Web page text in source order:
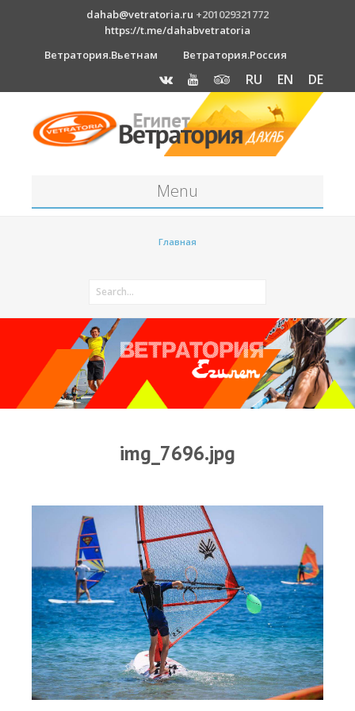
dahab@vetratoria.ru +201029321772
https://t.me/dahabvetratoria
Ветратория.Вьетнам
Ветратория.Россия
RU EN DE
Menu
Как к нам добраться?
Отель Canion
Прогноз погоды
Оборудование
Виртуальный тур Ганет Синай
Дахаб
ВиндСерфКидс
Новости
Медиа
Медиа архив
Фотки
Главная
img_7696.jpg